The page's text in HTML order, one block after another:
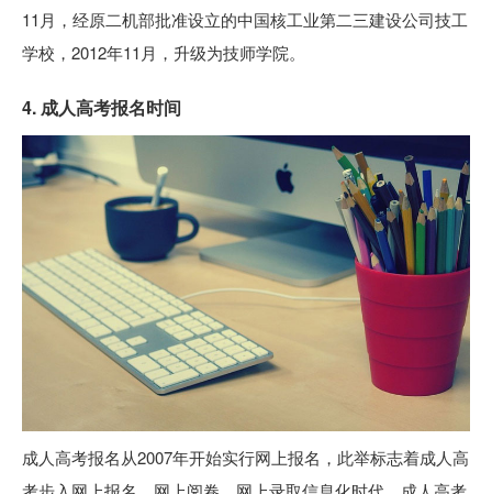
11月，经原二机部批准设立的中国核工业第二三建设公司技工
学校，2012年11月，升级为技师学院。
4. 成人高考报名时间
成人高考报名从2007年开始实行网上报名，此举标志着成人高